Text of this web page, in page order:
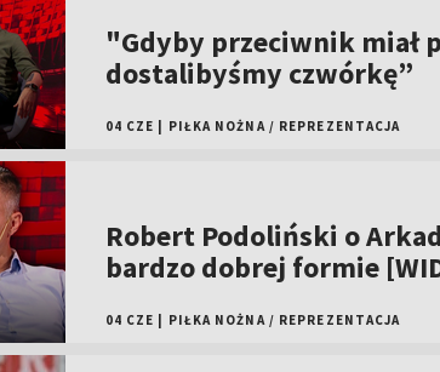
"Gdyby przeciwnik miał
dostalibyśmy czwórkę”
04 CZE PIŁKA NOŻNA / REPREZENTACJA
Robert Podoliński o
bardzo dobrej formie
04 CZE PIŁKA NOŻNA / REPREZENTACJA